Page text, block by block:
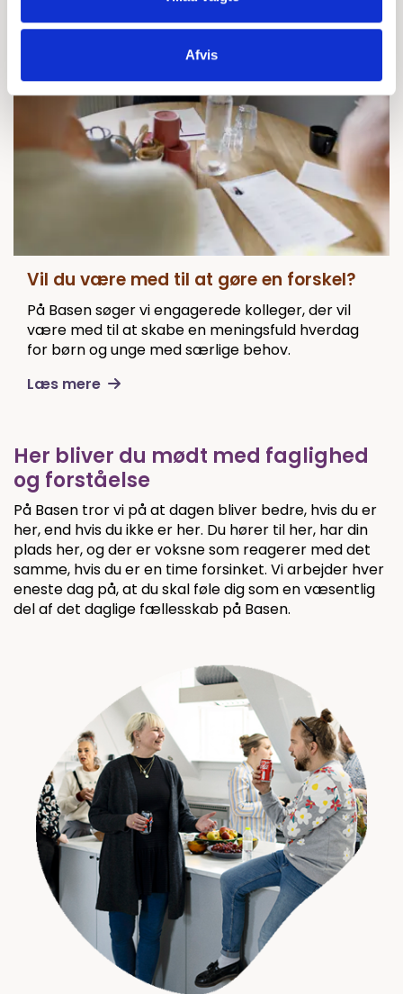
Afvis
Vil du være med til at gøre en forskel?
På Basen søger vi engagerede kolleger, der vil
være med til at skabe en meningsfuld hverdag
for børn og unge med særlige behov.
Læs mere
Her bliver du mødt med faglighed
og forståelse
På Basen tror vi på at dagen bliver bedre, hvis du er
her, end hvis du ikke er her. Du hører til her, har din
plads her, og der er voksne som reagerer med det
samme, hvis du er en time forsinket. Vi arbejder hver
eneste dag på, at du skal føle dig som en væsentlig
del af det daglige fællesskab på Basen.